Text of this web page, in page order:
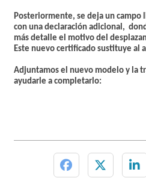
Posteriormente, se deja un campo
con una declaración adicional,
más detalle el motivo del
Este nuevo certificado sustituye al
Adjuntamos el nuevo modelo y la
ayudarle a completarlo: